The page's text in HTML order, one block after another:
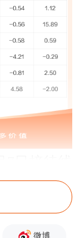
第一季度
。接待人
微博